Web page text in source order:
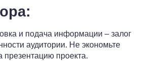
и подача информации – залог
аудитории. Не экономьте
презентацию проекта.